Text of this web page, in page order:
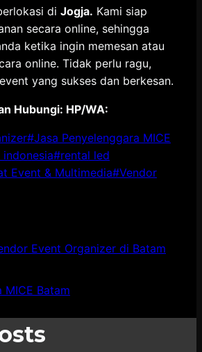
di Jogja. Kami siap
secara online, sehingga
ketika ingin memesan atau
online. Tidak perlu ragu,
yang sukses dan berkesan.
Hubungi: HP/WA:
#Jasa Penyelenggara MICE
indonesia#rental led
Event & Multimedia#Vendor
Event Organizer di Batam
MICE Batam